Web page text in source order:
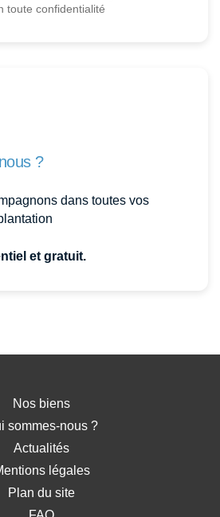
toute confidentialité
?
dans toutes vos
et gratuit.
Nos biens
sommes-nous ?
Actualités
légales
Plan du site